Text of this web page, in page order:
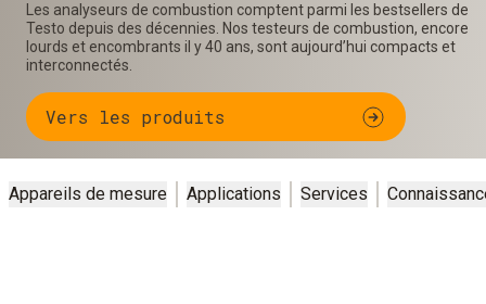
Les analyseurs de combustion comptent parmi les bestsellers de
Testo depuis des décennies. Nos testeurs de combustion, encore
lourds et encombrants il y 40 ans, sont aujourd’hui compacts et
interconnectés.
Vers les produits
Appareils de mesure Applications Services